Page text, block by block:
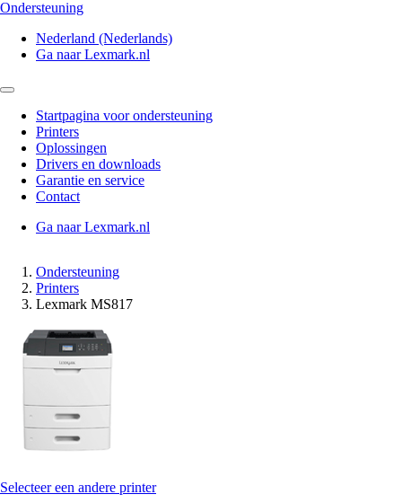
Ondersteuning
Nederland (Nederlands)
Ga naar Lexmark.nl
Startpagina voor ondersteuning
Printers
Oplossingen
Drivers en downloads
Garantie en service
Contact
Ga naar Lexmark.nl
Ondersteuning
Printers
Lexmark MS817
Selecteer een andere printer